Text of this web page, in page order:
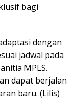
bagi
dengan
jadwal pada
MPLS.
dapat berjalan
baru. (Lilis)